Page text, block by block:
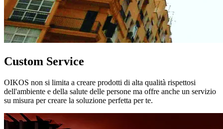
Custom Service
OIKOS non si limita a creare prodotti di alta qualità rispettosi
dell'ambiente e della salute delle persone ma offre anche un servizio
su misura per creare la soluzione perfetta per te.